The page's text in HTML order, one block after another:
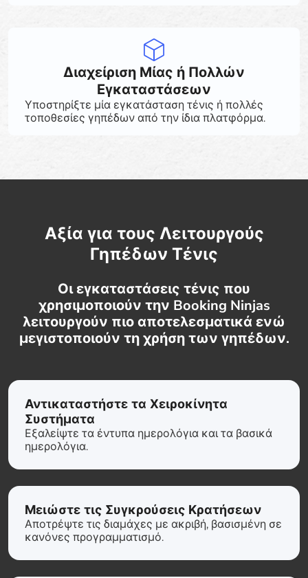
Διαχείριση Μίας ή Πολλών
Εγκαταστάσεων
Υποστηρίξτε μία εγκατάσταση τένις ή πολλές
τοποθεσίες γηπέδων από την ίδια πλατφόρμα.
Αξία για τους Λειτουργούς
Γηπέδων Τένις
Οι εγκαταστάσεις τένις που
χρησιμοποιούν την Booking Ninjas
λειτουργούν πιο αποτελεσματικά ενώ
μεγιστοποιούν τη χρήση των γηπέδων.
Αντικαταστήστε τα Χειροκίνητα
Συστήματα
Εξαλείψτε τα έντυπα ημερολόγια και τα βασικά
ημερολόγια.
Μειώστε τις Συγκρούσεις Κρατήσεων
Αποτρέψτε τις διαμάχες με ακριβή, βασισμένη σε
κανόνες προγραμματισμό.